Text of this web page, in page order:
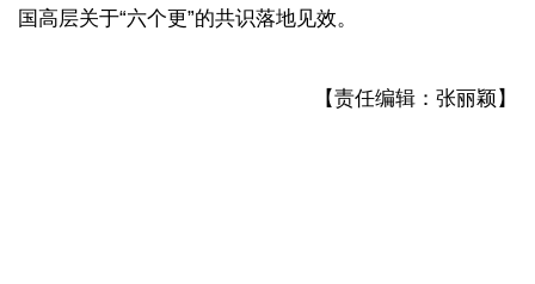
国高层关于“六个更”的共识落地见效。
【责任编辑：张丽颖】